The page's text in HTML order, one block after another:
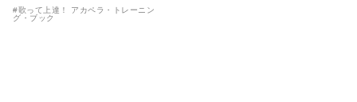
#歌って上達！ アカペラ・トレーニン
グ・ブック